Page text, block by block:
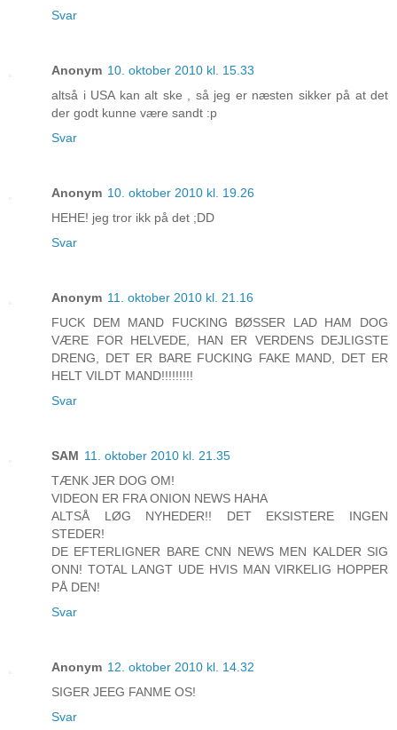
Svar
Anonym 10. oktober 2010 kl. 15.33
altså i USA kan alt ske , så jeg er næsten sikker på at det
der godt kunne være sandt :p
Svar
Anonym 10. oktober 2010 kl. 19.26
HEHE! jeg tror ikk på det ;DD
Svar
Anonym 11. oktober 2010 kl. 21.16
FUCK DEM MAND FUCKING BØSSER LAD HAM DOG
VÆRE FOR HELVEDE, HAN ER VERDENS DEJLIGSTE
DRENG, DET ER BARE FUCKING FAKE MAND, DET ER
HELT VILDT MAND!!!!!!!!!
Svar
SAM 11. oktober 2010 kl. 21.35
TÆNK JER DOG OM!
VIDEON ER FRA ONION NEWS HAHA
ALTSÅ LØG NYHEDER!! DET EKSISTERE INGEN
STEDER!
DE EFTERLIGNER BARE CNN NEWS MEN KALDER SIG
ONN! TOTAL LANGT UDE HVIS MAN VIRKELIG HOPPER
PÅ DEN!
Svar
Anonym 12. oktober 2010 kl. 14.32
SIGER JEEG FANME OS!
Svar